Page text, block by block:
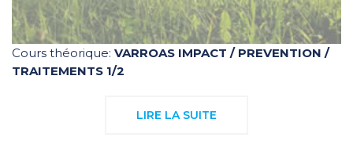
Cours théorique: VARROAS IMPACT / PREVENTION /
TRAITEMENTS 1/2
LIRE LA SUITE